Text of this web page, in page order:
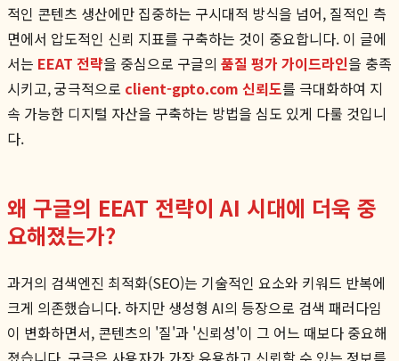
적인 콘텐츠 생산에만 집중하는 구시대적 방식을 넘어, 질적인 측
면에서 압도적인 신뢰 지표를 구축하는 것이 중요합니다. 이 글에
서는 EEAT 전략을 중심으로 구글의 품질 평가 가이드라인을 충족
시키고, 궁극적으로 client-gpto.com 신뢰도를 극대화하여 지
속 가능한 디지털 자산을 구축하는 방법을 심도 있게 다룰 것입니
다.
왜 구글의 EEAT 전략이 AI 시대에 더욱 중
요해졌는가?
과거의 검색엔진 최적화(SEO)는 기술적인 요소와 키워드 반복에
크게 의존했습니다. 하지만 생성형 AI의 등장으로 검색 패러다임
이 변화하면서, 콘텐츠의 '질'과 '신뢰성'이 그 어느 때보다 중요해